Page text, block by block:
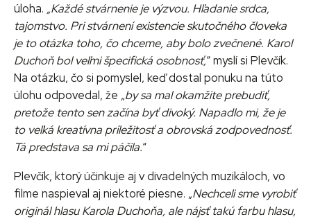
úloha. „Každé stvárnenie je výzvou. Hľadanie srdca,
tajomstvo. Pri stvárnení existencie skutočného človeka
je to otázka toho, čo chceme, aby bolo zvečnené. Karol
Duchoň bol veľmi špecifická osobnosť,“ myslí si Plevčík.
Na otázku, čo si pomyslel, keď dostal ponuku na túto
úlohu odpovedal, že „by sa mal okamžite prebudiť,
pretože tento sen začína byť divoký. Napadlo mi, že je
to veľká kreatívna príležitosť a obrovská zodpovednosť.
Tá predstava sa mi páčila.“
Plevčík, ktorý účinkuje aj v divadelných muzikáloch, vo
filme naspieval aj niektoré piesne. „Nechceli sme vyrobiť
originál hlasu Karola Duchoňa, ale nájsť takú farbu hlasu,